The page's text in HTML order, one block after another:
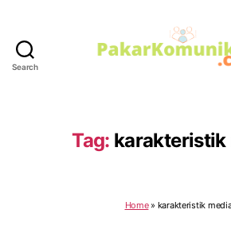
Search
Tag: karakteristik
Home» karakteristik